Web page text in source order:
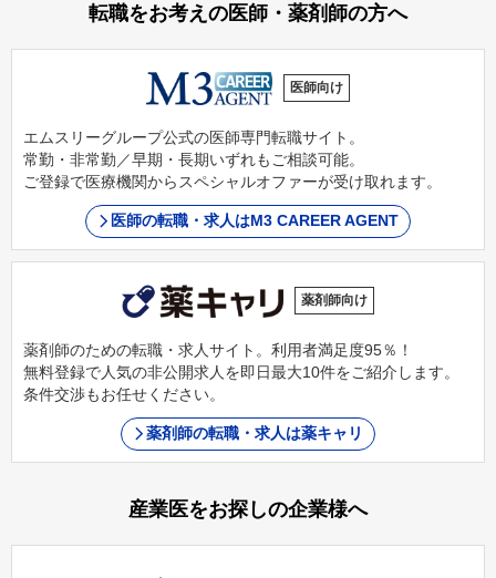
転職をお考えの医師・薬剤師の方へ
医師向け
エムスリーグループ公式の医師専門転職サイト。
常勤・非常勤／早期・長期いずれもご相談可能。
ご登録で医療機関からスペシャルオファーが受け取れます。
医師の転職・求人はM3 CAREER AGENT
薬剤師向け
薬剤師のための転職・求人サイト。利用者満足度95％！
無料登録で人気の非公開求人を即日最大10件をご紹介します。
条件交渉もお任せください。
薬剤師の転職・求人は薬キャリ
産業医をお探しの企業様へ